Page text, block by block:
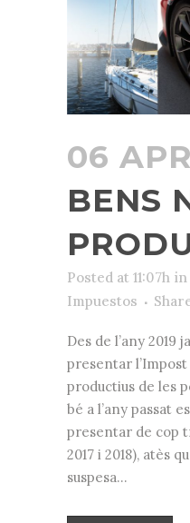
06 APR
BENS
Posted at 11:07h in
Impuestos
Des de l’any 2019
presentar
productius de les
bé a l’any passat
presentar de cop
2017 i 2018), atès
suspesa...